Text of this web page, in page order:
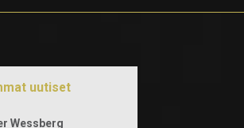
uutiset
Wessberg